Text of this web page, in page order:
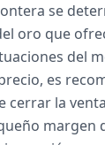
se
oro que
del
es
la
margen